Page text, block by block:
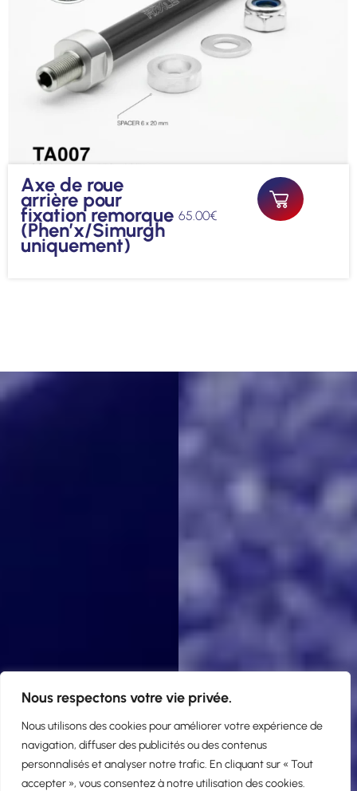
Nous respectons votre vie privée.
Nous utilisons des cookies pour améliorer votre expérience de
navigation, diffuser des publicités ou des contenus
personnalisés et analyser notre trafic. En cliquant sur « Tout
accepter », vous consentez à notre utilisation des cookies.
Axe de roue
arrière pour
fixation remorque
(Phen’x/Simurgh
uniquement)
65.00€